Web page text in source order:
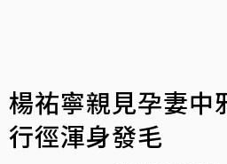
楊祐寧親見孕妻
行徑渾身發毛